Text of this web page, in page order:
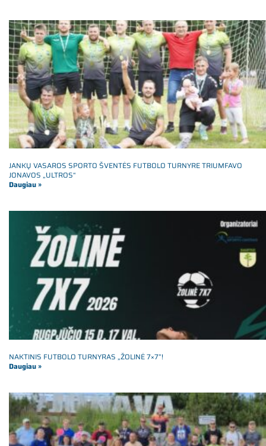
JANKŲ VASAROS SPORTO ŠVENTĖS FUTBOLO TURNYRE TRIUMFAVO
JONAVOS „ULTROS“
Daugiau »
NAKTINIS FUTBOLO TURNYRAS „ŽOLINĖ 7×7”!
Daugiau »